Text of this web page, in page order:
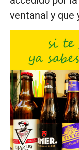
ventanal y que